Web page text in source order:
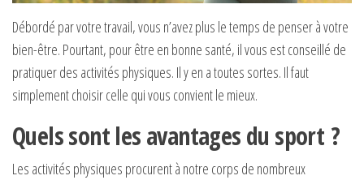
Débordé par votre travail, vous n’avez plus le temps de penser à votre
bien-être. Pourtant, pour être en bonne santé, il vous est conseillé de
pratiquer des activités physiques. Il y en a toutes sortes. Il faut
simplement choisir celle qui vous convient le mieux.
Quels sont les avantages du sport ?
Les activités physiques procurent à notre corps de nombreux